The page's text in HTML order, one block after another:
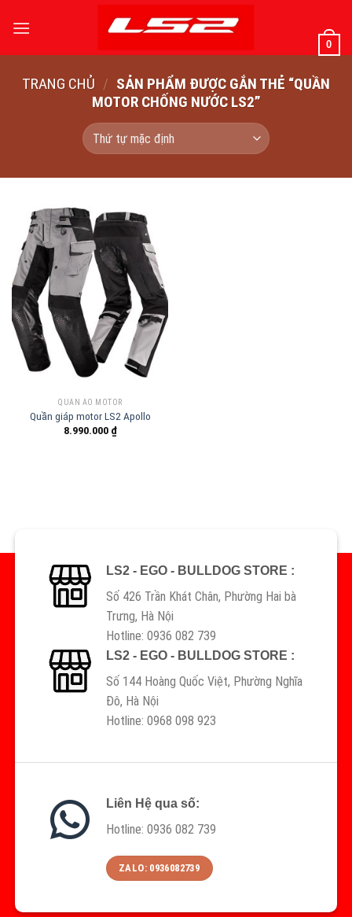
qua
0
TRANG CHỦ / SẢN PHẨM ĐƯỢC GẮN THẺ “QUẦN
MOTOR CHỐNG NƯỚC LS2”
QUẦN ÁO MOTOR
Quần giáp motor LS2 Apollo
8.990.000 ₫
LS2 - EGO - BULLDOG STORE :
Số 426 Trần Khát Chân, Phường Hai bà
Trưng, Hà Nội
Hotline: 0936 082 739
LS2 - EGO - BULLDOG STORE :
Số 144 Hoàng Quốc Việt, Phường Nghĩa
Đô, Hà Nội
Hotline: 0968 098 923
Liên Hệ qua số:
Hotline: 0936 082 739
ZALO: 0936082739